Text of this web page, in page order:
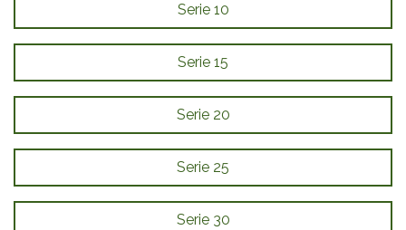
Serie 10
Serie 15
Serie 20
Serie 25
Serie 30